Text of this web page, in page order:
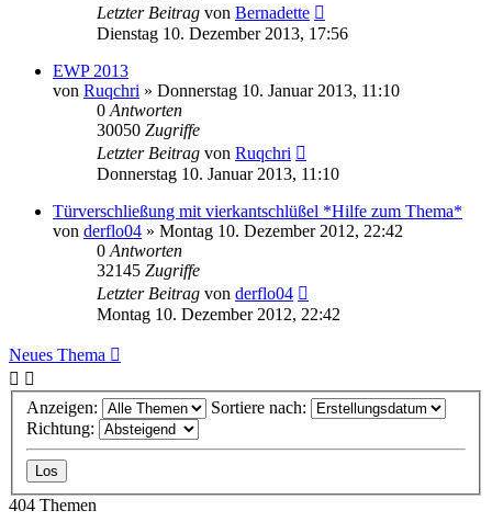
Letzter Beitrag von Bernadette
Dienstag 10. Dezember 2013, 17:56
EWP 2013
von Ruqchri » Donnerstag 10. Januar 2013, 11:10
0 Antworten
30050 Zugriffe
Letzter Beitrag von Ruqchri
Donnerstag 10. Januar 2013, 11:10
Türverschließung mit vierkantschlüßel *Hilfe zum Thema*
von derflo04 » Montag 10. Dezember 2012, 22:42
0 Antworten
32145 Zugriffe
Letzter Beitrag von derflo04
Montag 10. Dezember 2012, 22:42
Neues Thema
Anzeigen:
Sortiere nach:
Richtung:
404 Themen